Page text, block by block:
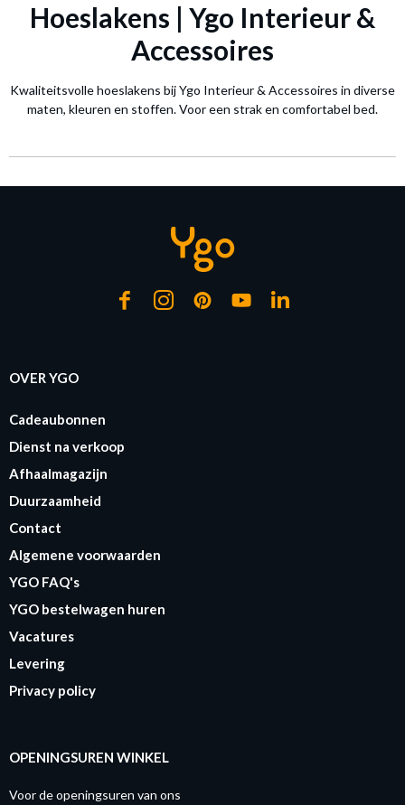
Hoeslakens | Ygo Interieur &
Accessoires
Kwaliteitsvolle hoeslakens bij Ygo Interieur & Accessoires in diverse
maten, kleuren en stoffen. Voor een strak en comfortabel bed.
OVER YGO
Cadeaubonnen
Dienst na verkoop
Afhaalmagazijn
Duurzaamheid
Contact
Algemene voorwaarden
YGO FAQ's
YGO bestelwagen huren
Vacatures
Levering
Privacy policy
OPENINGSUREN WINKEL
Voor de openingsuren van ons